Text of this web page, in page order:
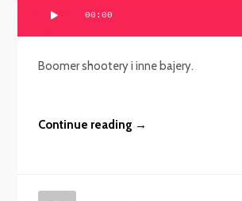
00:00
Boomer shootery i inne bajery.
Continue reading →